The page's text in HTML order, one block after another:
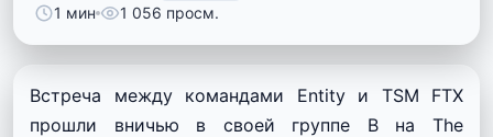
1 мин
1 056 просм.
Встреча между командами Entity и TSM FTX
прошли вничью в своей группе B на The